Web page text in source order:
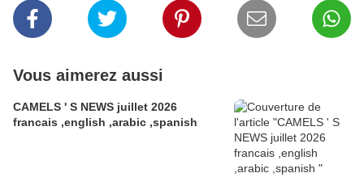
Vous aimerez aussi
CAMELS ' S NEWS juillet 2026
francais ,english ,arabic ,spanish